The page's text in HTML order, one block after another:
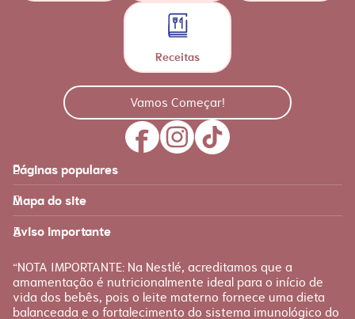
Receitas
Vamos Começar!
Páginas populares
Feito para você Materna
FAQ
Fale conosco
Mapa do site
Produtos
Loja Nestlé FamilyNes
Produtos Materna
Recursos
Etapas
Gravidez
Aviso importante
“NOTA IMPORTANTE: Na Nestlé, acreditamos que a
amamentação é nutricionalmente ideal para o início de
vida dos bebês, pois o leite materno fornece uma dieta
balanceada e o fortalecimento do sistema imunológico do